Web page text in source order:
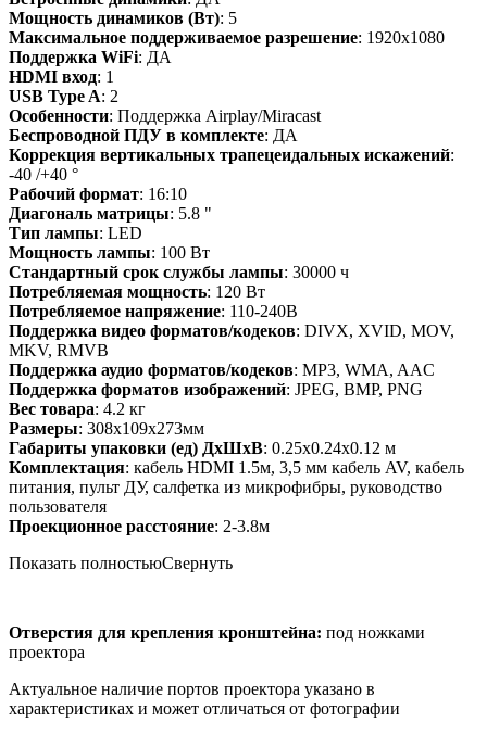
Мощность динамиков (Вт): 5
Максимальное поддерживаемое разрешение: 1920x1080
Поддержка WiFi: ДА
HDMI вход: 1
USB Type A: 2
Особенности: Поддержка Airplay/Miracast
Беспроводной ПДУ в комплекте: ДА
Коррекция вертикальных трапецеидальных искажений:
-40 /+40 °
Рабочий формат: 16:10
Диагональ матрицы: 5.8 "
Тип лампы: LED
Мощность лампы: 100 Вт
Стандартный срок службы лампы: 30000 ч
Потребляемая мощность: 120 Вт
Потребляемое напряжение: 110-240В
Поддержка видео форматов/кодеков: DIVX, XVID, MOV,
MKV, RMVB
Поддержка аудио форматов/кодеков: MP3, WMA, AAC
Поддержка форматов изображений: JPEG, BMP, PNG
Вес товара: 4.2 кг
Размеры: 308x109x273мм
Габариты упаковки (ед) ДхШхВ: 0.25x0.24x0.12 м
Комплектация: кабель HDMI 1.5м, 3,5 мм кабель AV, кабель
питания, пульт ДУ, салфетка из микрофибры, руководство
пользователя
Проекционное расстояние: 2-3.8м
Показать полностьюСвернуть
Отверстия для крепления кронштейна: под ножками
проектора
Актуальное наличие портов проектора указано в
характеристиках и может отличаться от фотографии